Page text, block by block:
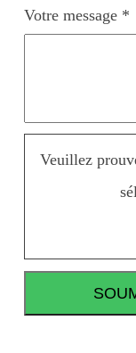
Votre message *
Veuillez